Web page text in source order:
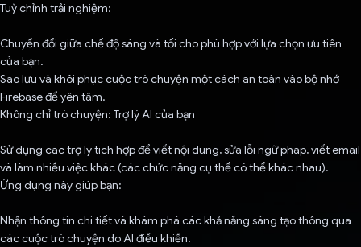
Tuỳ chỉnh trải nghiệm:
Chuyển đổi giữa chế độ sáng và tối cho phù hợp với lựa chọn ưu tiên
của bạn.
Sao lưu và khôi phục cuộc trò chuyện một cách an toàn vào bộ nhớ
Firebase để yên tâm.
Không chỉ trò chuyện: Trợ lý AI của bạn
Sử dụng các trợ lý tích hợp để viết nội dung, sửa lỗi ngữ pháp, viết email
và làm nhiều việc khác (các chức năng cụ thể có thể khác nhau).
Ứng dụng này giúp bạn:
Nhận thông tin chi tiết và khám phá các khả năng sáng tạo thông qua
các cuộc trò chuyện do AI điều khiển.